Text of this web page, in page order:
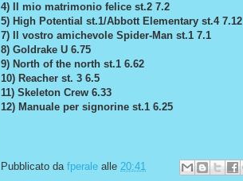
4) Il mio matrimonio felice st.2 7.2
5) High Potential st.1/Abbott Elementary st.4 7.12
7) Il vostro amichevole Spider-Man st.1 7.1
8) Goldrake U 6.75
9) North of the north st.1 6.62
10) Reacher st. 3 6.5
11) Skeleton Crew 6.33
12) Manuale per signorine st.1 6.25
Pubblicato da fperale alle 20:41